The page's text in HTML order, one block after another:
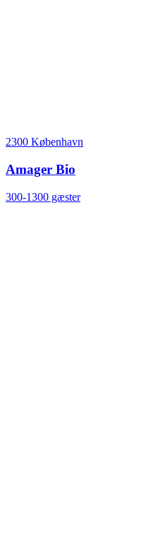
2300 København
Amager Bio
300-1300 gæster